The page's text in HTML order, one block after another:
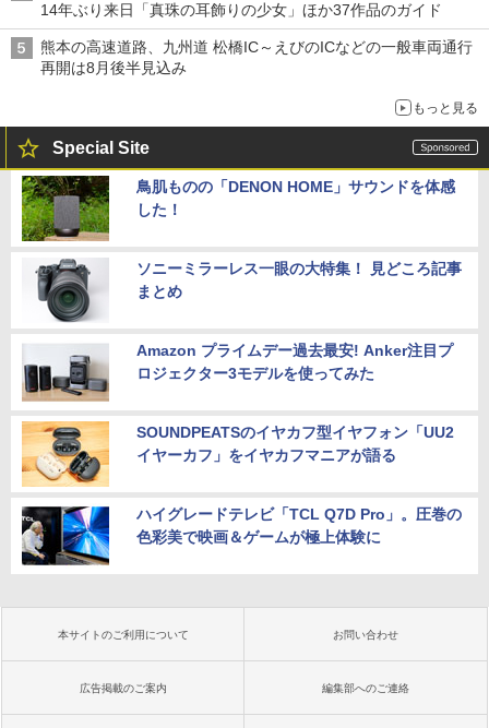
14年ぶり来日「真珠の耳飾りの少女」ほか37作品のガイド
熊本の高速道路、九州道 松橋IC～えびのICなどの一般車両通行
再開は8月後半見込み
もっと見る
Special Site
鳥肌ものの「DENON HOME」サウンドを体感
した！
ソニーミラーレス一眼の大特集！ 見どころ記事
まとめ
Amazon プライムデー過去最安! Anker注目プ
ロジェクター3モデルを使ってみた
SOUNDPEATSのイヤカフ型イヤフォン「UU2
イヤーカフ」をイヤカフマニアが語る
ハイグレードテレビ「TCL Q7D Pro」。圧巻の
色彩美で映画＆ゲームが極上体験に
本サイトのご利用について お問い合わせ
広告掲載のご案内 編集部へのご連絡